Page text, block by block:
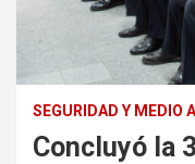
SEGURIDAD Y MEDIO
Concluyó la